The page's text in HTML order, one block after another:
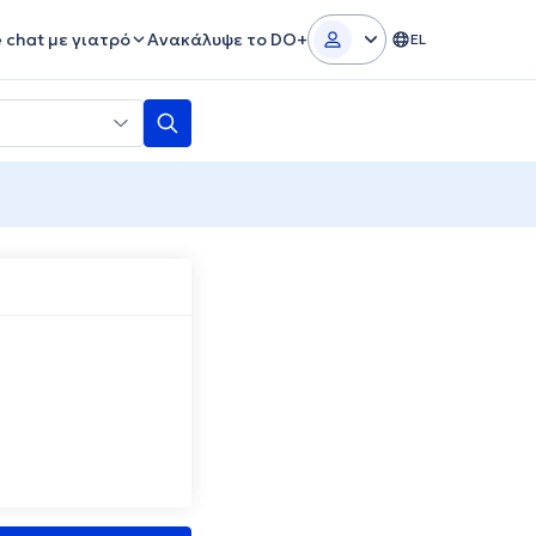
chat με γιατρό Ανακάλυψε το DO+ EL